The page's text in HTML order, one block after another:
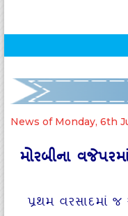
News of Monday, 6th
મોરબીના
પ્રથમ વરસાદમાં જ